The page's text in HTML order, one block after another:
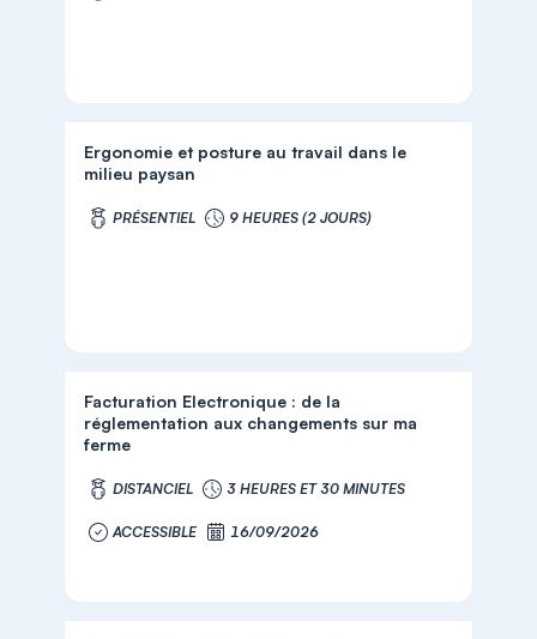
Ergonomie et posture au travail dans le
milieu paysan
PRÉSENTIEL 9 HEURES (2 JOURS)
Facturation Electronique : de la
réglementation aux changements sur ma
ferme
DISTANCIEL 3 HEURES ET 30 MINUTES
ACCESSIBLE 16/09/2026